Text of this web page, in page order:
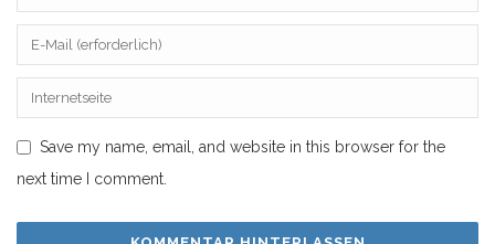
Save my name, email, and website in this browser for the
next time I comment.